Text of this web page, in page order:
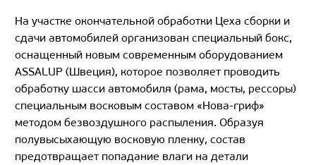
На участке окончательной обработки Цеха сборки и
сдачи автомобилей организован специальный бокс,
оснащенный новым современным оборудованием
ASSALUP (Швеция), которое позволяет проводить
обработку шасси автомобиля (рама, мосты, рессоры)
специальным восковым составом «Нова-гриф»
методом безвоздушного распыления. Образуя
полувысыхающую восковую пленку, состав
предотвращает попадание влаги на детали